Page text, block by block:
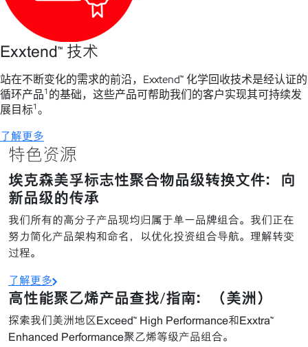
Exxtend™ 技术
站在不断变化的需求的前沿，Exxtend™ 化学回收技术是经认证的
循环产品1 的基础，这些产品可帮助我们的客户实现其可持续发
展目标1。
了解更多
特色资源
埃克森美孚标志性聚合物品级转换文件：向
新品级的传承
我们所有的高分子产品现均归属于单一品牌组合。我们正在
努力简化产品架构和命名，以优化投资组合导航。理解转变
过程。
了解更多
高性能聚乙烯产品查找/指南：（美洲）
探索我们美洲地区Exceed™ High Performance和Exxtra™
Enhanced Performance聚乙烯等级产品组合。